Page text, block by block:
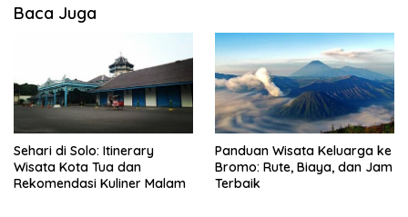
Baca Juga
Sehari di Solo: Itinerary
Wisata Kota Tua dan
Rekomendasi Kuliner Malam
Panduan Wisata Keluarga ke
Bromo: Rute, Biaya, dan Jam
Terbaik